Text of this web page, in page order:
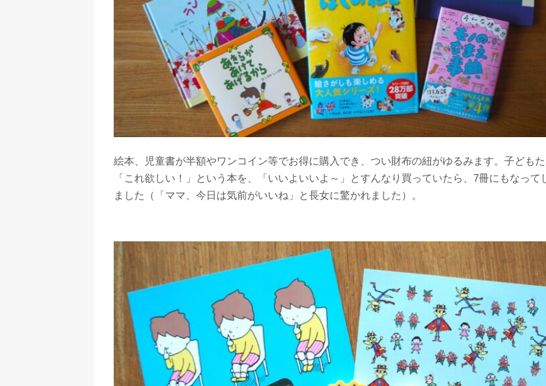
絵本、児童書が半額やワンコイン等でお得に購入でき、つい財布の紐がゆるみます。子ども
「これ欲しい！」という本を、「いいよいいよ～」とすんなり買っていたら、7冊にもなって
ました（「ママ、今日は気前がいいね」と長女に驚かれました）。